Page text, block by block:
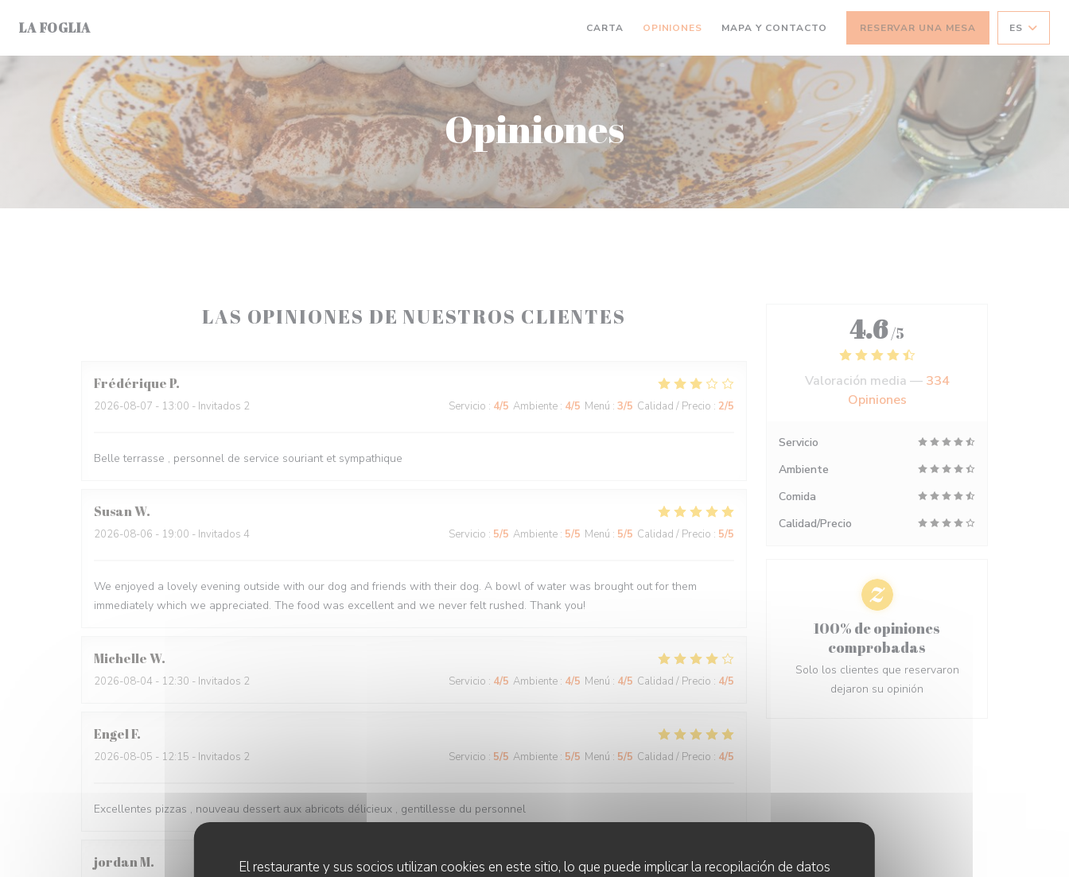
El restaurante y sus socios utilizan cookies en este sitio, lo que puede implicar la recopilación de datos
LA FOGLIA CARTA OPINIONES MAPA Y CONTACTO RESERVAR UNA MESA ES
Opiniones
LAS OPINIONES DE NUESTROS CLIENTES
FrédériqueP
2026-08-07 - 13:00 - Invitados 2 Servicio : 4/5 Ambiente : 4/5 Menú : 3/5 Calidad / Precio : 2/5
Belle terrasse , personnel de service souriant et sympathique
SusanW
2026-08-06 - 19:00 - Invitados 4 Servicio : 5/5 Ambiente : 5/5 Menú : 5/5 Calidad / Precio : 5/5
We enjoyed a lovely evening outside with our dog and friends with their dog. A bowl of water was brought out for them
immediately which we appreciated. The food was excellent and we never felt rushed. Thank you!
MichelleW
2026-08-04 - 12:30 - Invitados 2 Servicio : 4/5 Ambiente : 4/5 Menú : 4/5 Calidad / Precio : 4/5
EngelF
2026-08-05 - 12:15 - Invitados 2 Servicio : 5/5 Ambiente : 5/5 Menú : 5/5 Calidad / Precio : 4/5
Excellentes pizzas , nouveau dessert aux abricots délicieux , gentillesse du personnel
jordanM
4.6 /5
Valoración media — 334
Opiniones
Servicio
Ambiente
Comida
Calidad/Precio
100% de opiniones
comprobadas
Solo los clientes que reservaron
dejaron su opinión